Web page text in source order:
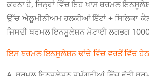
ਕਰਨਾ ਹੈ, ਜਿਨ੍ਹਾਂ ਵਿੱਚ ਇਹ ਖਾਸ ਥਰਮਲ
ਉੱਚ-ਐਲੂਮੀਨੀਅਮ ਹਲਕੀਆਂ ਇੱਟਾਂ + ਸਿਲਿਕਾ-
ਜਿਸਦੀ ਥਰਮਲ ਇਨਸੂਲੇਸ਼ਨ ਮੋਟਾਈ ਲਗਭਗ
ਇਸ ਥਰਮਲ ਇਨਸੂਲੇਸ਼ਨ ਢਾਂਚੇ ਵਿੱਚ ਵਰਤੋਂ ਵਿੱਚ